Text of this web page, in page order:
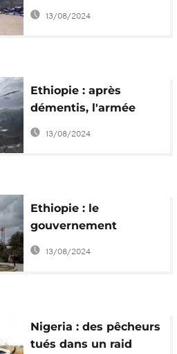
contre la capitale du
13/08/2024
Ethiopie : après
démentis, l'armée
reconnait les frappes
13/08/2024
Ethiopie : le
gouvernement
dément toute "frappe
13/08/2024
Nigeria : des pêcheurs
tués dans un raid